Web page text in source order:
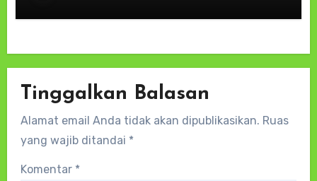
Tinggalkan Balasan
Alamat email Anda tidak akan dipublikasikan. Ruas
yang wajib ditandai *
Komentar *